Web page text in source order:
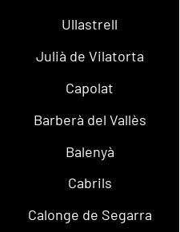
Ullastrell
Julià de Vilatorta
Capolat
Barberà del Vallès
Balenyà
Cabrils
Calonge de Segarra